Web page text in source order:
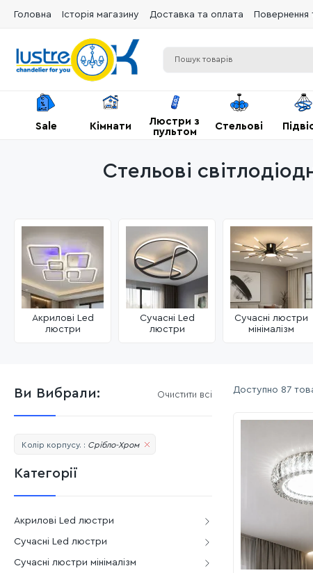
Головна Історія магазину Доставка та оплата Повернення
Sale Кімнати
Люстри з
пультом
Стельові
Стельові
Акрилові Led
люстри
Сучасні Led
люстри
Сучасні люстри
мінімалізм
Ви Вибрали: Очистити всі
Колір корпусу. : Срібло-Хром
Категорії
Акрилові Led люстри
Сучасні Led люстри
Сучасні люстри мінімалізм
Доступно 87